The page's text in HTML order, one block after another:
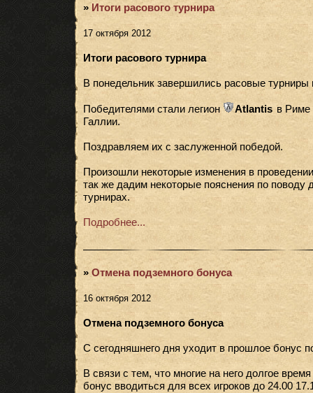
» Итоги расового турнира
17 октября 2012
Итоги расового турнира
В понедельник завершились расовые турниры
Победителями стали легион Atlantis в Риме
Галлии.
Поздравляем их с заслуженной победой.
Произошли некоторые изменения в
так же дадим некоторые пояснения по поводу
турнирах.
Подробнее...
» Отмена подземного бонуса
16 октября 2012
Отмена подземного бонуса
С сегодняшнего дня уходит в прошлое бонус
В связи с тем, что многие на него долгое
бонус вводиться для всех игроков до 24.00